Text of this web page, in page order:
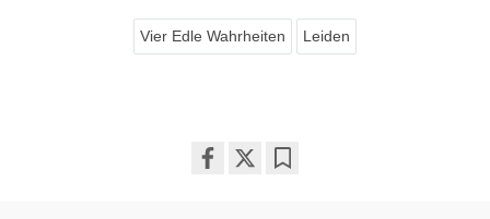
Vier Edle Wahrheiten Leiden